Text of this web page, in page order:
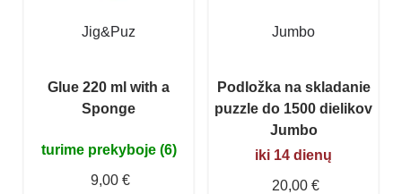
Jig&Puz
Glue 220 ml with a
Sponge
turime prekyboje (6)
9,00 €
Jumbo
Podložka na skladanie
puzzle do 1500 dielikov
Jumbo
iki 14 dienų
20,00 €